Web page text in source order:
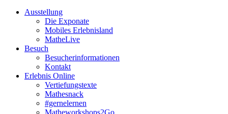
Ausstellung
Die Exponate
Mobiles Erlebnisland
MatheLive
Besuch
Besucherinformationen
Kontakt
Erlebnis Online
Vertiefungstexte
Mathesnack
#gernelernen